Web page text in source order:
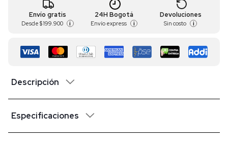
Envío gratis
Desde $ 199.900 i
24H Bogotá
Envío express i
Devoluciones
Sin costo i
Descripción
Especificaciones